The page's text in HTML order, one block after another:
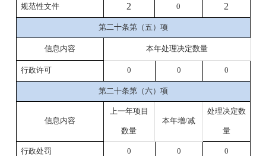
规范性文件 2 0 2
第二十条第（五）项
信息内容 本年处理决定数量
行政许可 0 0 0
第二十条第（六）项
信息内容
上一年项目
数量
本年增/减
处理决定数
量
行政处罚 0 0 0